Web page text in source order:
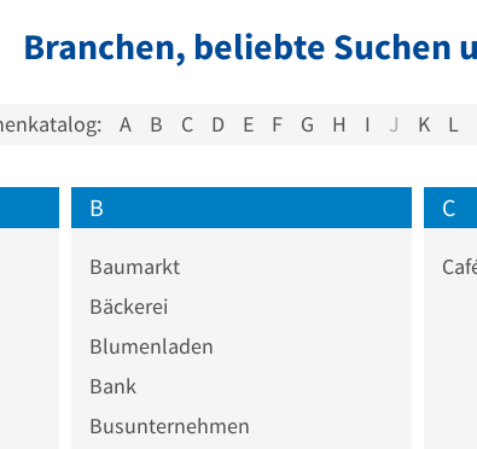
Branchen, beliebte Suchen
A B C D E F G H I J K L
B
Baumarkt
Bäckerei
Blumenladen
Bank
Busunternehmen
C